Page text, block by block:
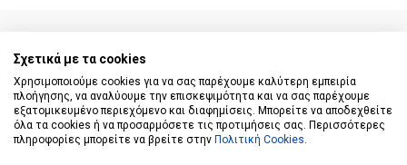
© 2020 - 2026 katiginetai.gr All Rights Reserved.
Σχετικά με τα cookies
Χρησιμοποιούμε cookies για να σας παρέχουμε καλύτερη εμπειρία
πλοήγησης, να αναλύουμε την επισκεψιμότητα και να σας παρέχουμε
εξατομικευμένο περιεχόμενο και διαφημίσεις. Μπορείτε να αποδεχθείτε
όλα τα cookies ή να προσαρμόσετε τις προτιμήσεις σας. Περισσότερες
πληροφορίες μπορείτε να βρείτε στην Πολιτική Cookies.